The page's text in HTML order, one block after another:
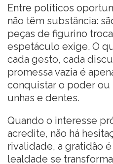
Entre políticos
não têm substância:
peças de figurino
espetáculo exige. O
cada gesto, cada
promessa vazia é
conquistar o poder ou
unhas e dentes.
Quando o interesse
acredite, não há
rivalidade, a gratidão
lealdade se